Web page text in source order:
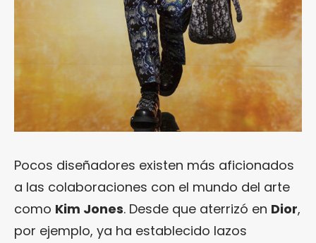
Pocos diseñadores existen más aficionados
a las colaboraciones con el mundo del arte
como Kim Jones. Desde que aterrizó en Dior,
por ejemplo, ya ha establecido lazos